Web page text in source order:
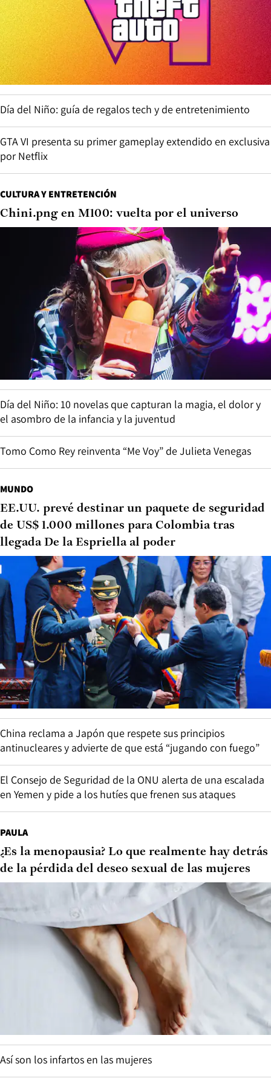
Día del Niño: guía de regalos tech y de entretenimiento
GTA VI presenta su primer gameplay extendido en exclusiva
por Netflix
CULTURA Y ENTRETENCIÓN
Chini.png en M100: vuelta por el universo
Día del Niño: 10 novelas que capturan la magia, el dolor y
el asombro de la infancia y la juventud
Tomo Como Rey reinventa “Me Voy” de Julieta Venegas
MUNDO
EE.UU. prevé destinar un paquete de seguridad
de US$ 1.000 millones para Colombia tras
llegada De la Espriella al poder
China reclama a Japón que respete sus principios
antinucleares y advierte de que está “jugando con fuego”
El Consejo de Seguridad de la ONU alerta de una escalada
en Yemen y pide a los hutíes que frenen sus ataques
PAULA
¿Es la menopausia? Lo que realmente hay detrás
de la pérdida del deseo sexual de las mujeres
Así son los infartos en las mujeres